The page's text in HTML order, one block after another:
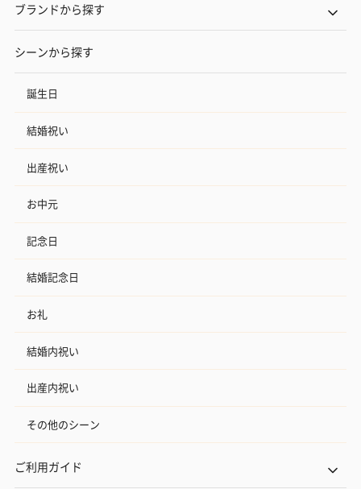
ブランドから探す
シーンから探す
誕生日
結婚祝い
出産祝い
お中元
記念日
結婚記念日
お礼
結婚内祝い
出産内祝い
その他のシーン
ご利用ガイド